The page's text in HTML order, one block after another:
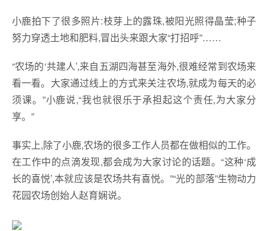
小鹿拍下了很多照片:枝芽上的露珠,被阳光照得晶莹;种子
努力穿透土地和肥料,冒出头来跟大家“打招呼”……
“农场的‘共建人’,来自五湖四海甚至海外,很难经常到农场来
看一看。大家通过线上的方式来关注农场,就成为每天的必
须课。”小鹿说,“我也就很乐于承担起这个责任,为大家分
享。”
事实上,除了小鹿,农场的很多工作人员都在做相似的工作。
在工作中的点滴发现,都会成为大家讨论的话题。“这种‘成
长的喜悦’,本就应该是农场共有喜悦。”“光的部落”生物动力
花园农场创始人赵育娴说。